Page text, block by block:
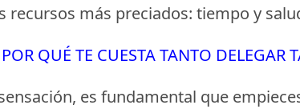
recursos más preciados: tiempo y
QUÉ TE CUESTA TANTO DELEGAR
es fundamental que